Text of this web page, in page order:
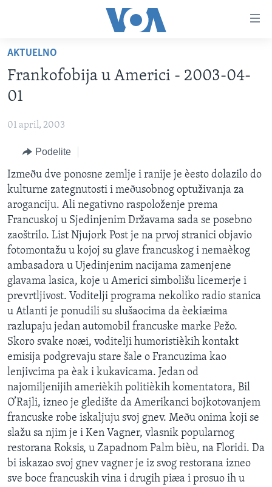
glavni
sadržaj
Idi
na
glavnu
navigaciju
pretragu
NASLOVNA
BALKAN
GLOBALNE TEME
EKONOMIJA
NAUKA I TEHNOLOGIJA
MEDICINA
KULTURA
DRUŠTVO
SPORT
INTERVJU
OTVORENI STUDIO
IZ AMERIKE
PRATITE NAS
Jezici
AKTUELNO
Frankofobija u Americi - 2003-04-
01
01 april, 2003
Podelite
Izmeðu dve ponosne zemlje i ranije je èesto dolazilo do
kulturne zategnutosti i meðusobnog optuživanja za
aroganciju. Ali negativno raspoloženje prema
Francuskoj u Sjedinjenim Državama sada se posebno
zaoštrilo. List Njujork Post je na prvoj stranici objavio
fotomontažu u kojoj su glave francuskog i nemaèkog
ambasadora u Ujedinjenim nacijama zamenjene
glavama lasica, koje u Americi simbolišu licemerje i
prevrtljivost. Voditelji programa nekoliko radio stanica
u Atlanti je ponudili su slušaocima da èekiæima
razlupaju jedan automobil francuske marke Pežo.
Skoro svake noæi, voditelji humoristièkih kontakt
emisija podgrevaju stare šale o Francuzima kao
lenjivcima pa èak i kukavicama. Jedan od
najomiljenijih amerièkih politièkih komentatora, Bil
O’Rajli, izneo je gledište da Amerikanci bojkotovanjem
francuske robe iskaljuju svoj gnev. Meðu onima koji se
slažu sa njim je i Ken Vagner, vlasnik popularnog
restorana Roksis, u Zapadnom Palm bièu, na Floridi. Da
bi iskazao svoj gnev vagner je iz svog restorana izneo
sve boce francuskih vina i drugih piæa i prosuo ih u